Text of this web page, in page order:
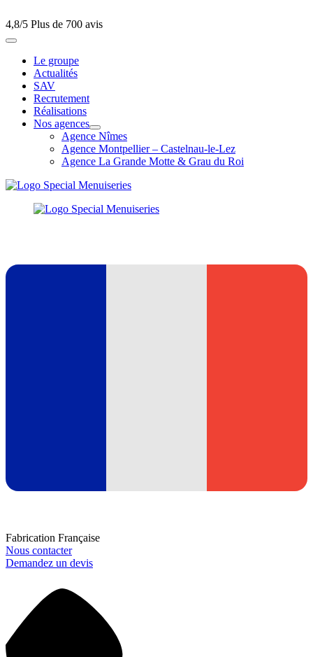
4,8/5 Plus de 700 avis
Le groupe
Actualités
SAV
Recrutement
Réalisations
Nos agences
Agence Nîmes
Agence Montpellier – Castelnau-le-Lez
Agence La Grande Motte & Grau du Roi
Fabrication Française
Nous contacter
Demandez un devis